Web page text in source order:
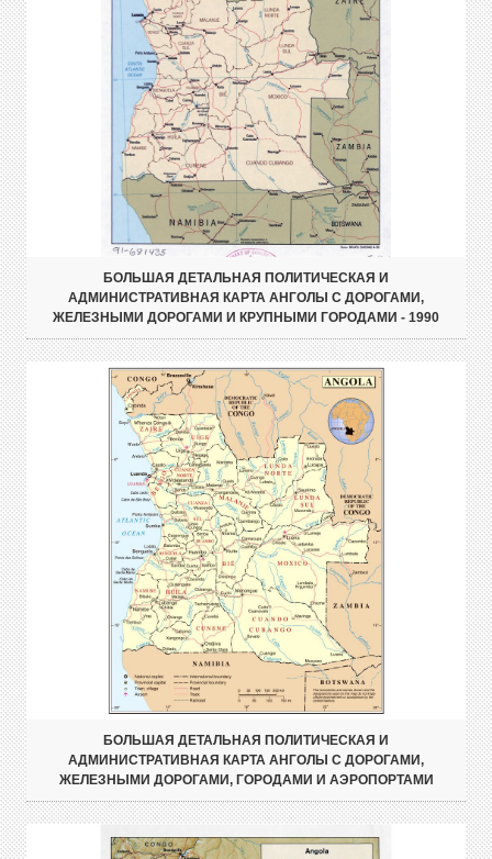
БОЛЬШАЯ ДЕТАЛЬНАЯ ПОЛИТИЧЕСКАЯ И
АДМИНИСТРАТИВНАЯ КАРТА АНГОЛЫ С ДОРОГАМИ,
ЖЕЛЕЗНЫМИ ДОРОГАМИ И КРУПНЫМИ ГОРОДАМИ - 1990
БОЛЬШАЯ ДЕТАЛЬНАЯ ПОЛИТИЧЕСКАЯ И
АДМИНИСТРАТИВНАЯ КАРТА АНГОЛЫ С ДОРОГАМИ,
ЖЕЛЕЗНЫМИ ДОРОГАМИ, ГОРОДАМИ И АЭРОПОРТАМИ